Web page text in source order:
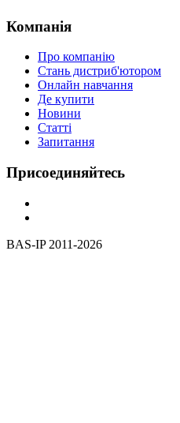
Компанія
Про компанію
Стань дистриб'ютором
Онлайн навчання
Де купити
Новини
Статті
Запитання
Присоединяйтесь
BAS-IP 2011-2026